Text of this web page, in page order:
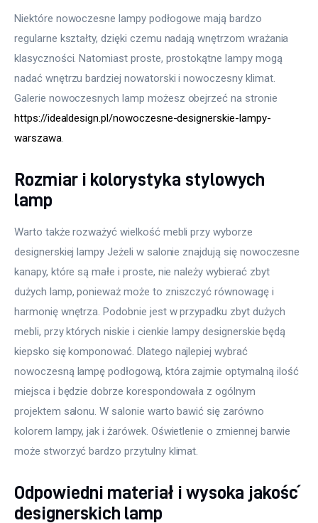
Niektóre nowoczesne lampy podłogowe mają bardzo
regularne kształty, dzięki czemu nadają wnętrzom wrażania
klasyczności. Natomiast proste, prostokątne lampy mogą
nadać wnętrzu bardziej nowatorski i nowoczesny klimat.
Galerie nowoczesnych lamp możesz obejrzeć na stronie
https://idealdesign.pl/nowoczesne-designerskie-lampy-
warszawa.
Rozmiar i kolorystyka stylowych
lamp
Warto także rozważyć wielkość mebli przy wyborze
designerskiej lampy Jeżeli w salonie znajdują się nowoczesne
kanapy, które są małe i proste, nie należy wybierać zbyt
dużych lamp, ponieważ może to zniszczyć równowagę i
harmonię wnętrza. Podobnie jest w przypadku zbyt dużych
mebli, przy których niskie i cienkie lampy designerskie będą
kiepsko się komponować. Dlatego najlepiej wybrać
nowoczesną lampę podłogową, która zajmie optymalną ilość
miejsca i będzie dobrze korespondowała z ogólnym
projektem salonu. W salonie warto bawić się zarówno
kolorem lampy, jak i żarówek. Oświetlenie o zmiennej barwie
może stworzyć bardzo przytulny klimat.
Odpowiedni materiał i wysoka jakość
designerskich lamp